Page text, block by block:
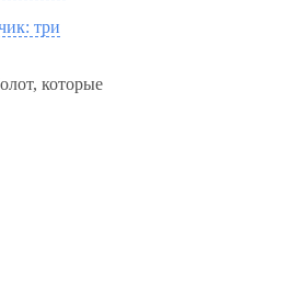
три
которые